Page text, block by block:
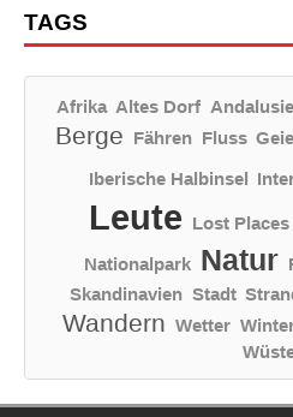
TAGS
Afrika Altes Dorf
Berge Fähren Fluss
Iberische Halbinsel
Leute Lost Places
Nationalpark Natur
Skandinavien Stadt
Wandern Wetter